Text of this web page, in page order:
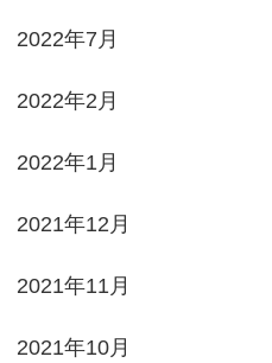
2022年7月
2022年2月
2022年1月
2021年12月
2021年11月
2021年10月